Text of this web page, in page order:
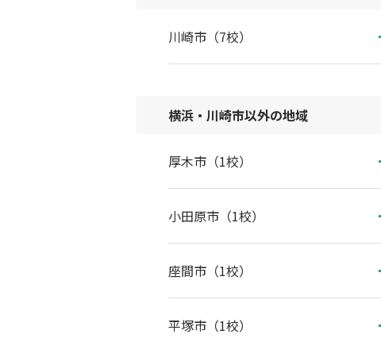
川崎市（7校）
横浜・川崎市以外の地域
厚木市（1校）
小田原市（1校）
座間市（1校）
平塚市（1校）